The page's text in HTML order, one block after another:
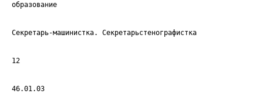
образование
Секретарь-машинистка. Секретарьстенографистка
12
46.01.03